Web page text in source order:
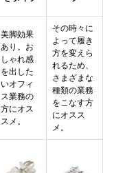
美脚効果
あり。お
しゃれ感
を出した
いオフィ
ス業務の
方にオス
スメ。
その時々に
よって履き
方を変えら
れるため、
さまざまな
種類の業務
をこなす方
にオスス
メ。